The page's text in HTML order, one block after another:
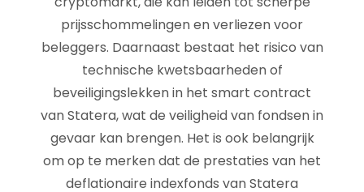
prijsschommelingen en verliezen voor
beleggers. Daarnaast bestaat het risico van
technische kwetsbaarheden of
beveiligingslekken in het smart contract
van Statera, wat de veiligheid van fondsen in
gevaar kan brengen. Het is ook belangrijk
om op te merken dat de prestaties van het
deflationaire indexfonds van Statera